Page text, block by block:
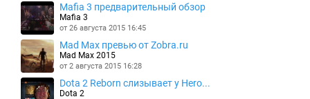
Mafia 3 предварительный обзор
Mafia 3
от 26 августа 2015 16:45
Mad Max превью от Zobra.ru
Mad Max 2015
от 2 августа 2015 16:28
Dota 2 Reborn слизывает у Hero...
Dota 2